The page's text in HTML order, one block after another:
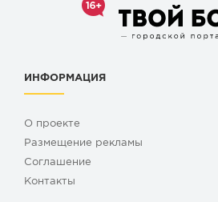
ИНФОРМАЦИЯ
О проекте
Размещение рекламы
Cоглашение
Контакты